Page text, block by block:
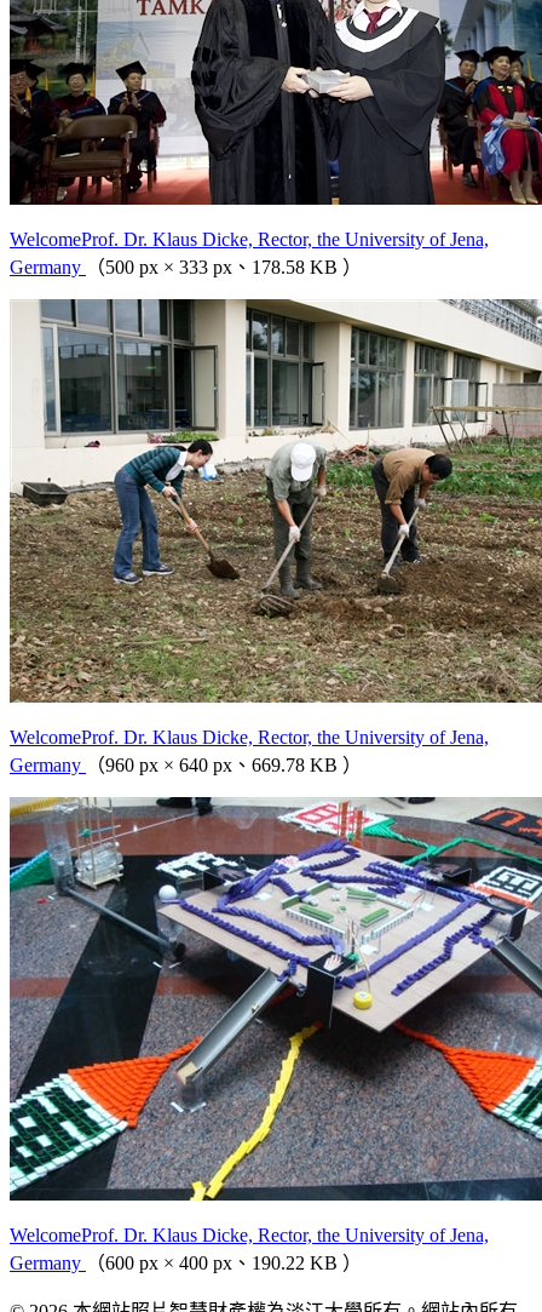
WelcomeProf. Dr. Klaus Dicke, Rector, the University of Jena,
Germany
（500 px × 333 px、178.58 KB ）
WelcomeProf. Dr. Klaus Dicke, Rector, the University of Jena,
Germany
（960 px × 640 px、669.78 KB ）
WelcomeProf. Dr. Klaus Dicke, Rector, the University of Jena,
Germany
（600 px × 400 px、190.22 KB ）